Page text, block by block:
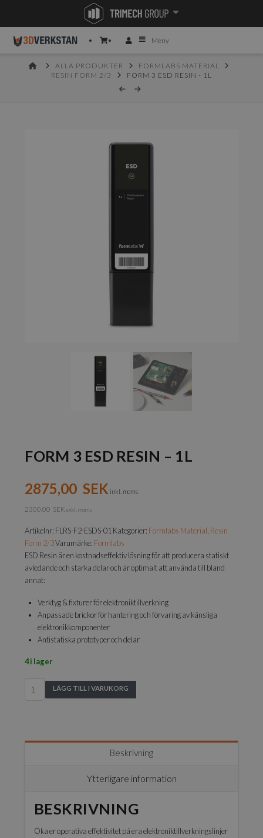
Meny
HOMEALLA PRODUKTER
FORMLABS MATERIAL
RESIN FORM 2/3
FORM 3 ESD RESIN - 1L
FORM 3 ESD RESIN – 1L
2875,00 SEK inkl. moms
2300,00 SEK exkl. moms
Artikelnr: FLRS-F2-ESDS-01 Kategorier: Formlabs Material Resin
Form 2/3Varumärke: Formlabs
ESD Resin är en kostnadseffektiv lösning för att producera statiskt
avledande och starka delar och är optimalt att använda till bland
annat:
Verktyg & fixturer för elektroniktillverkning
Anpassade brickor för hantering och förvaring av känsliga
elektronikkomponenter
Antistatiska prototyper och delar
4 i lager
1L
LÄGG TILL I VARUKORG
Beskrivning
Ytterligare information
BESKRIVNING
Öka er operativa effektivitet på era elektroniktillverkningslinjer